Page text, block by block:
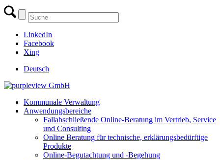
LinkedIn
Facebook
Xing
Deutsch
Kommunale Verwaltung
Anwendungsbereiche
Fallabschließende Online-Beratung im Vertrieb, Service
und Consulting
Online Beratung für technische, erklärungsbedürftige
Produkte
Online-Begutachtung und -Begehung